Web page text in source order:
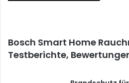
Bosch Smart Home
Testberichte,